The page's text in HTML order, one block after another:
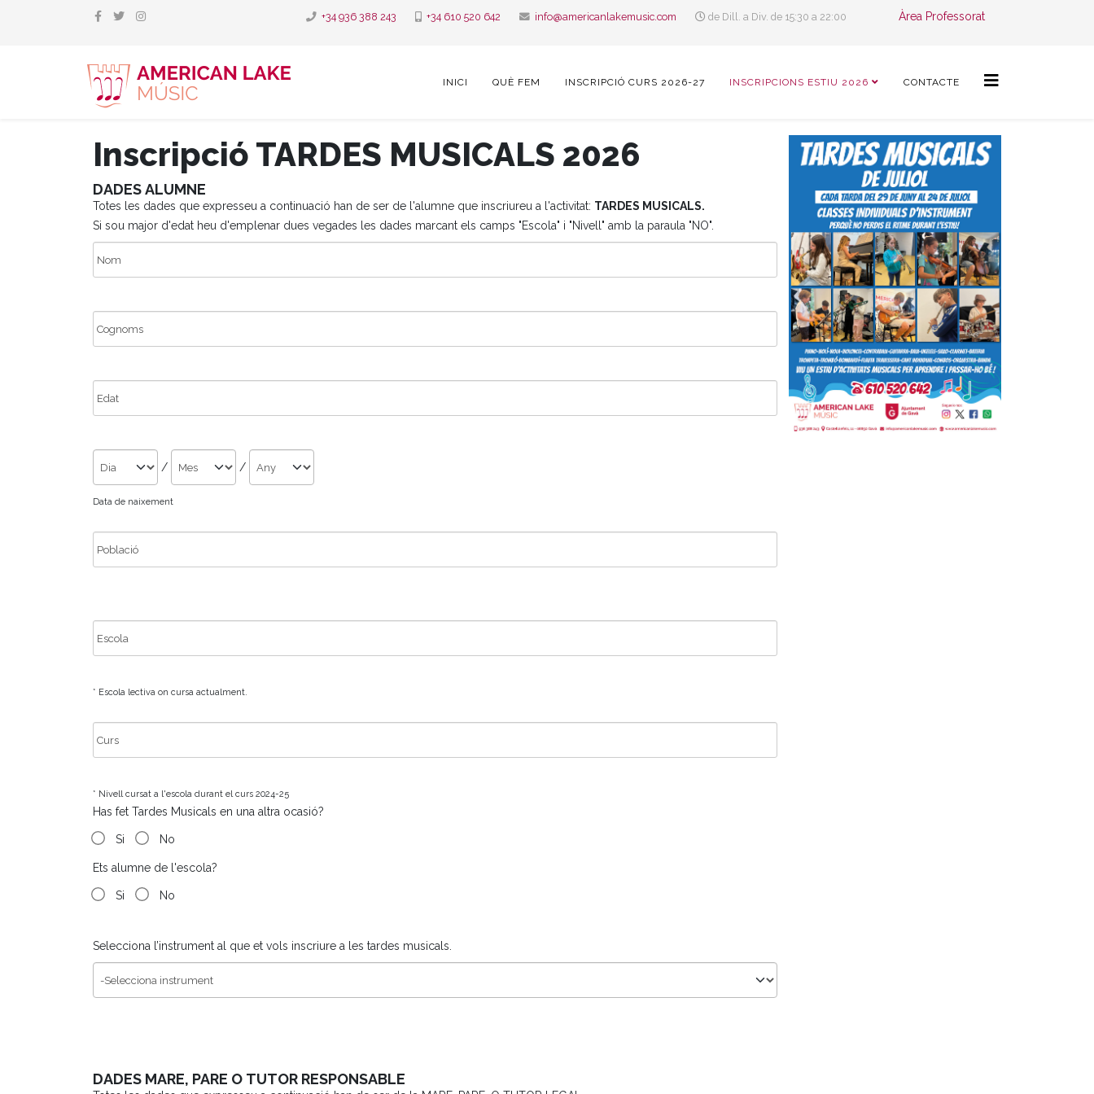
+34 936 388 243 +34 610 520 642 info@americanlakemusic.com de Dill. a Div. de 15:30 a 22:00 Àrea Professorat
INICI QUÈ FEM INSCRIPCIÓ CURS 2026-27 INSCRIPCIONS ESTIU 2026 CONTACTE
Inscripció TARDES MUSICALS 2026
DADES ALUMNE
Totes les dades que expresseu a continuació han de ser de l'alumne que inscriureu a l'activitat: TARDES MUSICALS.
Si sou major d'edat heu d'emplenar dues vegades les dades marcant els camps "Escola" i "Nivell" amb la paraula "NO".
/ /
Data de naixement
* Escola lectiva on cursa actualment.
* Nivell cursat a l'escola durant el curs 2024-25
Si No
Has fet Tardes Musicals en una altra ocasió?
Si No
Ets alumne de l'escola?
Selecciona l’instrument al que et vols inscriure a les tardes musicals.
DADES MARE, PARE O TUTOR RESPONSABLE